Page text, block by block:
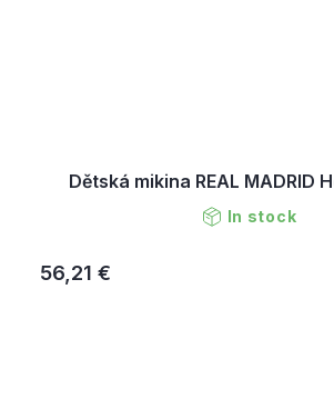
Dětská mikina REAL MADRID
In stock
56,21 €